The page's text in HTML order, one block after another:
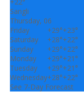
Sangli
Thursday, 06
Friday
+29°+23°
Saturday
+28°+22°
Sunday
+29°+22°
Monday
+29°+21°
Tuesday
+29°+21°
Wednesday+28°+22°
See 7-Day Forecast